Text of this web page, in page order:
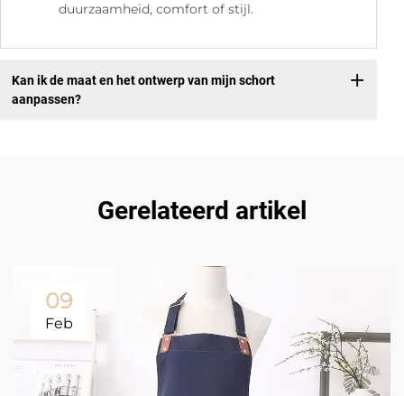
duurzaamheid, comfort of stijl.
Kan ik de maat en het ontwerp van mijn schort
aanpassen?
Gerelateerd artikel
09
Feb